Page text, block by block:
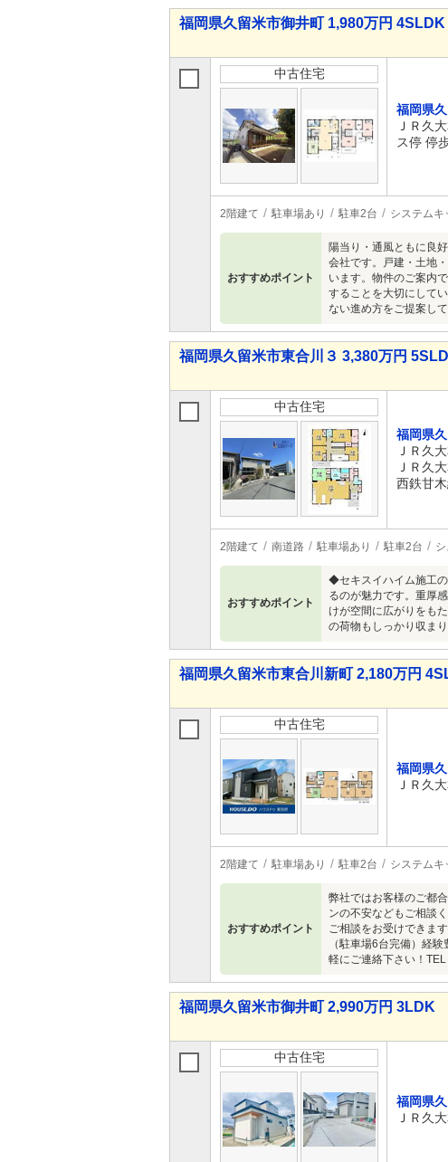
福岡県久留米市御井町 1,980万円 4SLDK
中古住宅
福岡県
ＪＲ久
ス停 停
2階建て 駐車場あり 駐車2台 システムキ
おすすめポイント
陽当り・通風ともに良
会社です。戸建・土地
います。物件のご案内
することを大切にして
ない進め方をご提案して
福岡県久留米市東合川３ 3,380万円
中古住宅
福岡県
ＪＲ久
ＪＲ久
西鉄甘
2階建て 南道路 駐車場あり 駐車2台
おすすめポイント
◆セキスイハイム施工
るのが魅力です。重厚
けが空間に広がりをも
の荷物もしっかり収ま
福岡県久留米市東合川新町 2,180万円
中古住宅
福岡県
ＪＲ久
2階建て 駐車場あり 駐車2台 システムキ
おすすめポイント
弊社ではお客様のご都
ンの不安などもご相談
ご相談をお受けできま
（駐車場6台完備）経
軽にご連絡下さい！
福岡県久留米市御井町 2,990万円 3LDK
中古住宅
福岡県
ＪＲ久